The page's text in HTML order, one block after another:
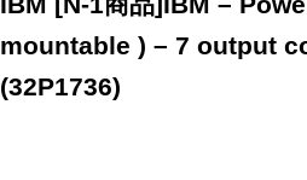
mountable ) – 7 output
(32P1736)